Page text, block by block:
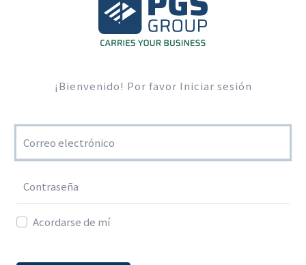
¡Bienvenido! Por favor Iniciar sesión
Acordarse de mí